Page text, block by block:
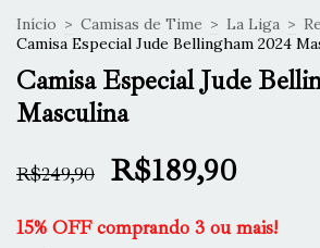
Início > Camisas de Time > La Liga >
Camisa Especial Jude Bellingham 2024
Camisa Especial Jude
Masculina
R$249,90 R$189,90
15% OFF comprando 3 ou mais!